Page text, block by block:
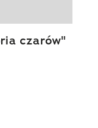
czarów"